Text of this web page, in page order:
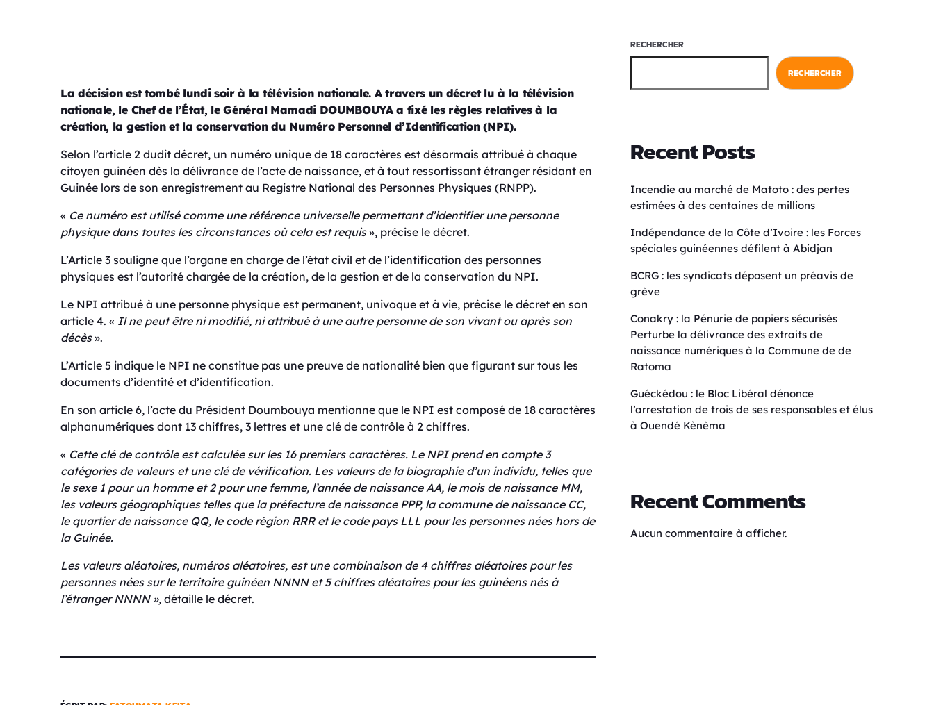
La décision est tombé lundi soir à la télévision nationale. A travers un décret lu à la télévision
nationale, le Chef de l’État, le Général Mamadi DOUMBOUYA a fixé les règles relatives à la
création, la gestion et la conservation du Numéro Personnel d’Identification (NPI).
Selon l’article 2 dudit décret, un numéro unique de 18 caractères est désormais attribué à chaque
citoyen guinéen dès la délivrance de l’acte de naissance, et à tout ressortissant étranger résidant en
Guinée lors de son enregistrement au Registre National des Personnes Physiques (RNPP).
« Ce numéro est utilisé comme une référence universelle permettant d’identifier une personne
physique dans toutes les circonstances où cela est requis», précise le décret.
L’Article 3 souligne que l’organe en charge de l’état civil et de l’identification des personnes
physiques est l’autorité chargée de la création, de la gestion et de la conservation du NPI.
Le NPI attribué à une personne physique est permanent, univoque et à vie, précise le décret en son
article 4. « Il ne peut être ni modifié, ni attribué à une autre personne de son vivant ou après son
décès».
L’Article 5 indique le NPI ne constitue pas une preuve de nationalité bien que figurant sur tous les
documents d’identité et d’identification.
En son article 6, l’acte du Président Doumbouya mentionne que le NPI est composé de 18 caractères
alphanumériques dont 13 chiffres, 3 lettres et une clé de contrôle à 2 chiffres.
« Cette clé de contrôle est calculée sur les 16 premiers caractères. Le NPI prend en compte 3
catégories de valeurs et une clé de vérification. Les valeurs de la biographie d’un individu, telles que
le sexe 1 pour un homme et 2 pour une femme, l’année de naissance AA, le mois de naissance MM,
les valeurs géographiques telles que la préfecture de naissance PPP, la commune de naissance CC,
le quartier de naissance QQ, le code région RRR et le code pays LLL pour les personnes nées hors de
la Guinée.
Les valeurs aléatoires, numéros aléatoires, est une combinaison de 4 chiffres aléatoires pour les
personnes nées sur le territoire guinéen NNNN et 5 chiffres aléatoires pour les guinéens nés à
l’étranger NNNN», détaille le décret.
RECHERCHER
RECHERCHER
Recent Posts
Incendie au marché de Matoto : des pertes
estimées à des centaines de millions
Indépendance de la Côte d’Ivoire : les Forces
spéciales guinéennes défilent à Abidjan
BCRG : les syndicats déposent un préavis de
grève
Conakry : la Pénurie de papiers sécurisés
Perturbe la délivrance des extraits de
naissance numériques à la Commune de de
Ratoma
Guéckédou : le Bloc Libéral dénonce
l’arrestation de trois de ses responsables et élus
à Ouendé Kènèma
Recent Comments
Aucun commentaire à afficher.